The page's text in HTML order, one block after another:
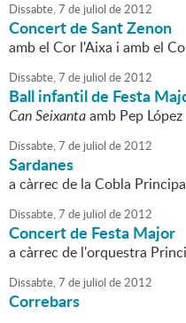
Dissabte,7 de juliol de2012
Concert de Sant Zenon
amb el Cor l'Aixa i amb el
Dissabte,7 de juliol de2012
Ball infantil de Festa
Can Seixantaamb Pep López
Dissabte,7 de juliol de2012
Sardanes
a càrrec de la Cobla
Dissabte,7 de juliol de2012
Concert de Festa Major
a càrrec de l'orquestra
Dissabte,7 de juliol de2012
Correbars